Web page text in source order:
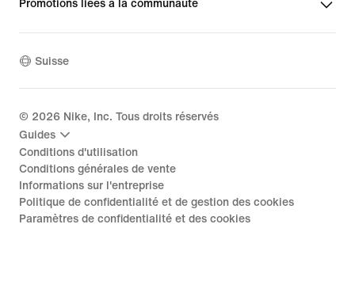
Promotions liées à la communauté
Suisse
© 2026 Nike, Inc. Tous droits réservés
Guides
Conditions d'utilisation
Conditions générales de vente
Informations sur l'entreprise
Politique de confidentialité et de gestion des cookies
Paramètres de confidentialité et des cookies